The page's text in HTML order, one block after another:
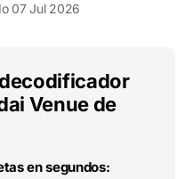
07 Jul 2026
Venue de
en segundos: